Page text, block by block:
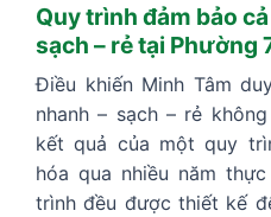
Quy trình đảm bảo
sạch – rẻ tại Phường
Điều khiến Minh Tâm
nhanh – sạch – rẻ
kết quả của một quy
hóa qua nhiều năm
trình đều được thiết kế